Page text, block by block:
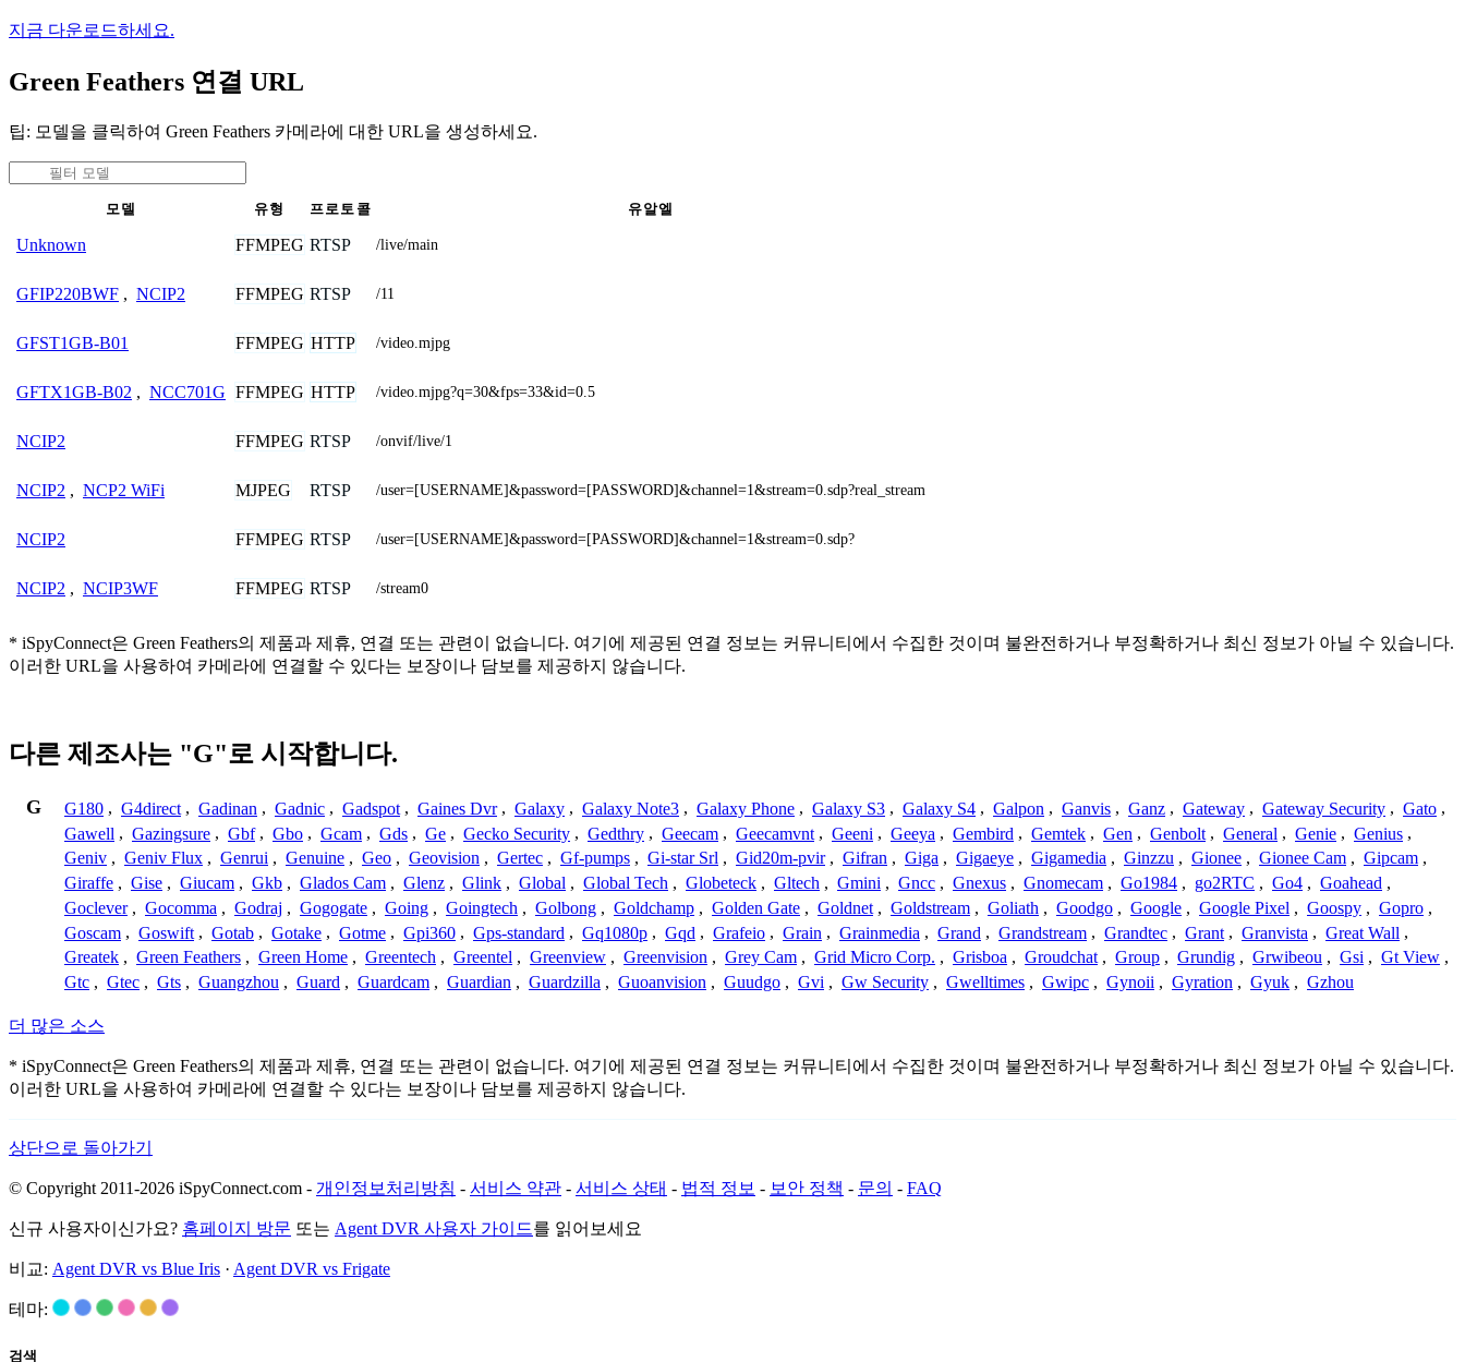
지금 다운로드하세요.
Green Feathers 연결 URL
팁: 모델을 클릭하여 Green Feathers 카메라에 대한 URL을 생성하세요.
모델 유형 프로토콜 유알엘
Unknown FFMPEG RTSP /live/main
GFIP220BWF , NCIP2 FFMPEG RTSP /11
GFST1GB-B01 FFMPEG HTTP /video.mjpg
GFTX1GB-B02 , NCC701G FFMPEG HTTP /video.mjpg?q=30&fps=33&id=0.5
NCIP2 FFMPEG RTSP /onvif/live/1
NCIP2 , NCP2 WiFi MJPEG RTSP /user=[USERNAME]&password=[PASSWORD]&channel=1&stream=0.sdp?real_stream
NCIP2 FFMPEG RTSP /user=[USERNAME]&password=[PASSWORD]&channel=1&stream=0.sdp?
NCIP2 , NCIP3WF FFMPEG RTSP /stream0
* iSpyConnect은 Green Feathers의 제품과 제휴, 연결 또는 관련이 없습니다. 여기에 제공된 연결 정보는 커뮤니티에서 수집한 것이며 불완전하거나 부정확하거나 최신 정보가 아닐 수 있습니다.
이러한 URL을 사용하여 카메라에 연결할 수 있다는 보장이나 담보를 제공하지 않습니다.
다른 제조사는 "G"로 시작합니다.
G G180 , G4direct , Gadinan , Gadnic , Gadspot , Gaines Dvr , Galaxy , Galaxy Note3 , Galaxy Phone , Galaxy S3 , Galaxy S4 , Galpon , Ganvis , Ganz , Gateway , Gateway Security , Gato ,
Gawell , Gazingsure , Gbf , Gbo , Gcam , Gds , Ge , Gecko Security , Gedthry , Geecam , Geecamvnt , Geeni , Geeya , Gembird , Gemtek , Gen , Genbolt , General , Genie , Genius ,
Geniv , Geniv Flux , Genrui , Genuine , Geo , Geovision , Gertec , Gf-pumps , Gi-star Srl , Gid20m-pvir , Gifran , Giga , Gigaeye , Gigamedia , Ginzzu , Gionee , Gionee Cam , Gipcam ,
Giraffe , Gise , Giucam , Gkb , Glados Cam , Glenz , Glink , Global , Global Tech , Globeteck , Gltech , Gmini , Gncc , Gnexus , Gnomecam , Go1984 , go2RTC , Go4 , Goahead ,
Goclever , Gocomma , Godraj , Gogogate , Going , Goingtech , Golbong , Goldchamp , Golden Gate , Goldnet , Goldstream , Goliath , Goodgo , Google , Google Pixel , Goospy , Gopro ,
Goscam , Goswift , Gotab , Gotake , Gotme , Gpi360 , Gps-standard , Gq1080p , Gqd , Grafeio , Grain , Grainmedia , Grand , Grandstream , Grandtec , Grant , Granvista , Great Wall ,
Greatek , Green Feathers , Green Home , Greentech , Greentel , Greenview , Greenvision , Grey Cam , Grid Micro Corp. , Grisboa , Groudchat , Group , Grundig , Grwibeou , Gsi , Gt View ,
Gtc , Gtec , Gts , Guangzhou , Guard , Guardcam , Guardian , Guardzilla , Guoanvision , Guudgo , Gvi , Gw Security , Gwelltimes , Gwipc , Gynoii , Gyration , Gyuk , Gzhou
더 많은 소스
* iSpyConnect은 Green Feathers의 제품과 제휴, 연결 또는 관련이 없습니다. 여기에 제공된 연결 정보는 커뮤니티에서 수집한 것이며 불완전하거나 부정확하거나 최신 정보가 아닐 수 있습니다.
이러한 URL을 사용하여 카메라에 연결할 수 있다는 보장이나 담보를 제공하지 않습니다.
상단으로 돌아가기
© Copyright 2011-2026 iSpyConnect.com - 개인정보처리방침 - 서비스 약관 - 서비스 상태 - 법적 정보 - 보안 정책 - 문의 - FAQ
신규 사용자이신가요? 홈페이지 방문 또는 Agent DVR 사용자 가이드를 읽어보세요
비교: Agent DVR vs Blue Iris · Agent DVR vs Frigate
테마:
검색